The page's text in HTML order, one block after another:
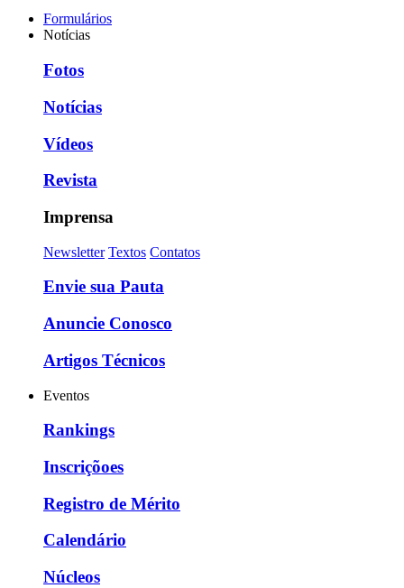
Formulários
Notícias
Fotos
Notícias
Vídeos
Revista
Imprensa
Newsletter Textos Contatos
Envie sua Pauta
Anuncie Conosco
Artigos Técnicos
Eventos
Rankings
Inscriçõoes
Registro de Mérito
Calendário
Núcleos